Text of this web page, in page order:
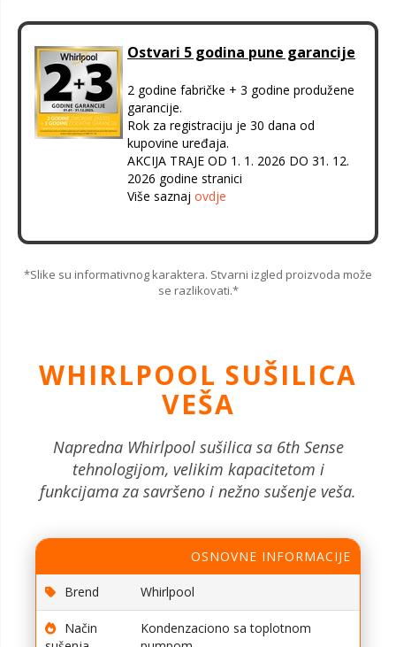
Ostvari 5 godina pune garancije
2 godine fabričke + 3 godine produžene
garancije.
Rok za registraciju je 30 dana od
kupovine uređaja.
AKCIJA TRAJE OD 1. 1. 2026 DO 31. 12.
2026 godine stranici
Više saznaj ovdje
*Slike su informativnog karaktera. Stvarni izgled proizvoda može
se razlikovati.*
WHIRLPOOL SUŠILICA
VEŠA
Napredna Whirlpool sušilica sa 6th Sense
tehnologijom, velikim kapacitetom i
funkcijama za savršeno i nežno sušenje veša.
OSNOVNE INFORMACIJE
Brend Whirlpool
Način
Kondenzaciono sa toplotnom